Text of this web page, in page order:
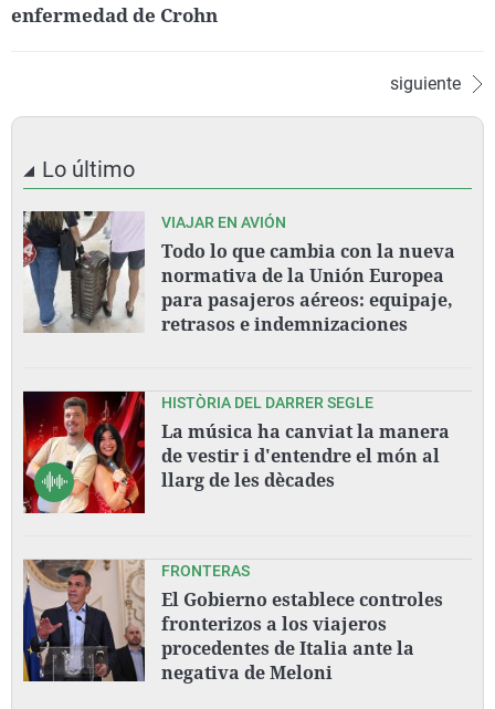
enfermedad de Crohn
siguiente
Lo último
VIAJAR EN AVIÓN
Todo lo que cambia con la nueva
normativa de la Unión Europea
para pasajeros aéreos: equipaje,
retrasos e indemnizaciones
HISTÒRIA DEL DARRER SEGLE
La música ha canviat la manera
de vestir i d'entendre el món al
llarg de les dècades
FRONTERAS
El Gobierno establece controles
fronterizos a los viajeros
procedentes de Italia ante la
negativa de Meloni